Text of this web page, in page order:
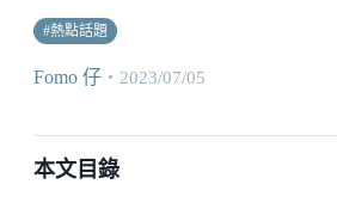
#熱點話題
Fomo 仔 ・ 2023/07/05
本文目錄